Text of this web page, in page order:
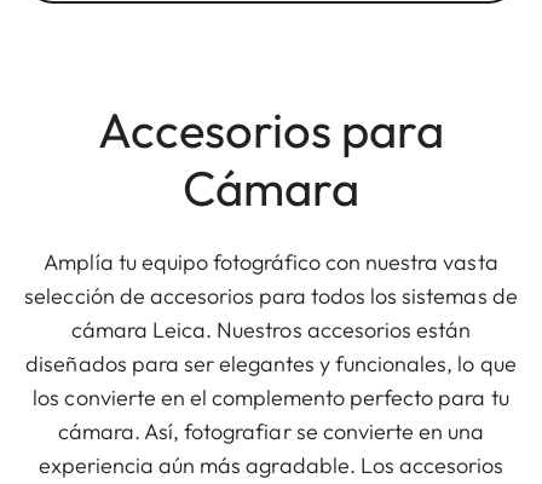
Accesorios para
Cámara
Amplía tu equipo fotográfico con nuestra vasta
selección de accesorios para todos los sistemas de
cámara Leica. Nuestros accesorios están
diseñados para ser elegantes y funcionales, lo que
los convierte en el complemento perfecto para tu
cámara. Así, fotografiar se convierte en una
experiencia aún más agradable. Los accesorios